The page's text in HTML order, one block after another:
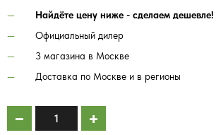
Найдёте цену ниже - сделаем дешевле!
Официальный дилер
3 магазина в Москве
Доставка по Москве и в регионы